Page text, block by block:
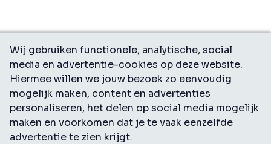
Wij gebruiken functionele, analytische, social
media en advertentie-cookies op deze website.
Hiermee willen we jouw bezoek zo eenvoudig
mogelijk maken, content en advertenties
personaliseren, het delen op social media mogelijk
maken en voorkomen dat je te vaak eenzelfde
advertentie te zien krijgt.